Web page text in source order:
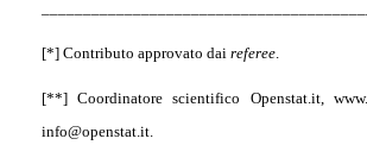
[*] Contributo approvato dai referee.
[**] Coordinatore scientifico Openstat.it,
info@openstat.it.